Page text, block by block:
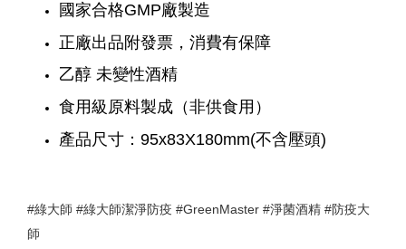
國家合格GMP廠製造
正廠出品附發票，消費有保障
乙醇 未變性酒精
食用級原料製成（非供食用）
產品尺寸：95x83X180mm(不含壓頭)
#綠大師 #綠大師潔淨防疫 #GreenMaster #淨菌酒精 #防疫大
師